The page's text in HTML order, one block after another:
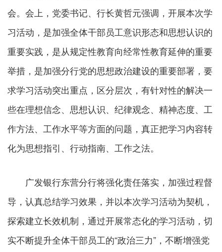
会。会上，党委书记、行长黄哲元强调，开展本次学
习活动，是加强全体干部员工意识形态和思想认识的
重要实践，是从规定性教育向经常性教育延伸的重要
举措，是加强分行党的思想政治建设的重要部署，要
求学习活动突出重点，区分层次，有针对性的解决一
些在理想信念、思想认识、纪律观念、精神态度、工
作方法、工作水平等方面的问题，真正把学习内容转
化为思想指引、行动指南、工作之法。
广发银行东营分行将强化责任落实，加强过程督
导，认真总结学习效果，并以本次学习活动为契机，
探索建立长效机制，通过开展常态化的学习活动，切
实不断提升全体干部员工的“政治三力”，不断增强党